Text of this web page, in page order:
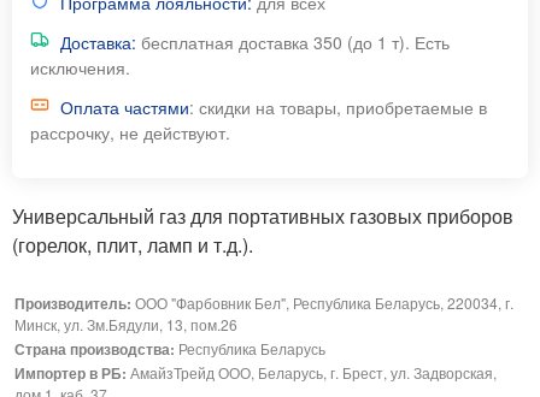
Доставка: бесплатная доставка 350 (до 1 т). Есть
исключения.
Оплата частями: скидки на товары, приобретаемые в
рассрочку, не действуют.
Универсальный газ для портативных газовых приборов
(горелок, плит, ламп и т.д.).
Производитель: ООО "Фарбовник Бел", Республика Беларусь, 220034, г.
Минск, ул. Зм.Бядули, 13, пом.26
Страна производства: Республика Беларусь
Импортер в РБ: АмайзТрейд ООО, Беларусь, г. Брест, ул. Задворская,